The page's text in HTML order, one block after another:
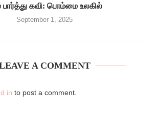
பார்த்து கவி: பொம்மை உலகில்
September 1, 2025
A COMMENT
in to post a comment.